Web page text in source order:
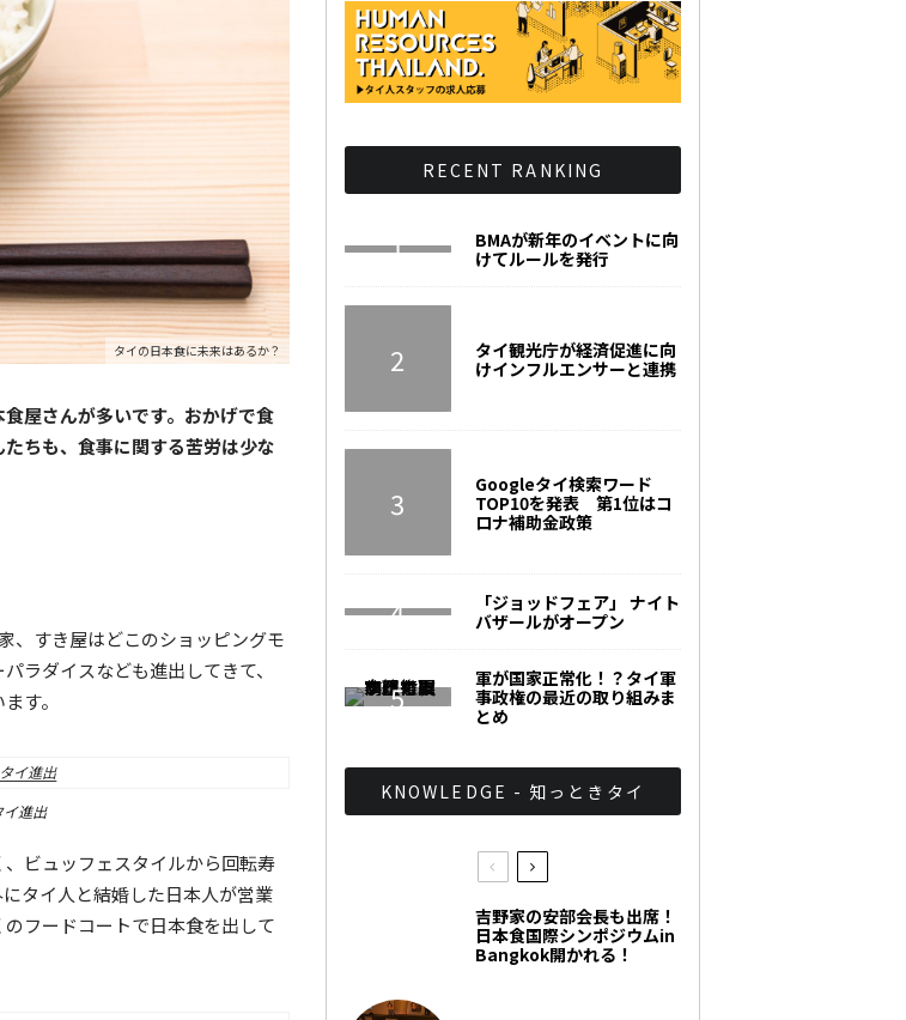
タイの日本食に未来はあるか？
屋さんが多いです。おかげで食
ちも、食事に関する苦労は少な
、すき屋はどこのショッピングモ
ラダイスなども進出してきて、
す。
進出
ビュッフェスタイルから回転寿
タイ人と結婚した日本人が営業
フードコートで日本食を出して
RECENT RANKING
BMAが新年のイベントに向
けてルールを発行
タイ観光庁が経済促進に向
けインフルエンサーと連携
Googleタイ検索ワード
TOP10を発表 第1位はコ
ロナ補助金政策
「ジョッドフェア」 ナイト
バザールがオープン
軍が国家正常化！？タイ軍
事政権の最近の取り組みま
とめ
KNOWLEDGE - 知っときタイ
吉野家の安部会長も出席！
日本食国際シンポジウムin
Bangkok開かれる！